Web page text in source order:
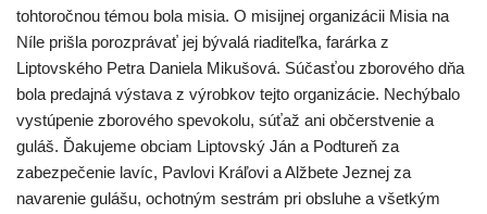
tohtoročnou témou bola misia. O misijnej organizácii Misia na
Níle prišla porozprávať jej bývalá riaditeľka, farárka z
Liptovského Petra Daniela Mikušová. Súčasťou zborového dňa
bola predajná výstava z výrobkov tejto organizácie. Nechýbalo
vystúpenie zborového spevokolu, súťaž ani občerstvenie a
guláš. Ďakujeme obciam Liptovský Ján a Podtureň za
zabezpečenie lavíc, Pavlovi Kráľovi a Alžbete Jeznej za
navarenie gulášu, ochotným sestrám pri obsluhe a všetkým